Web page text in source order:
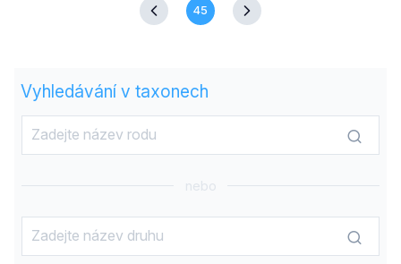
45
Vyhledávání v taxonech
nebo